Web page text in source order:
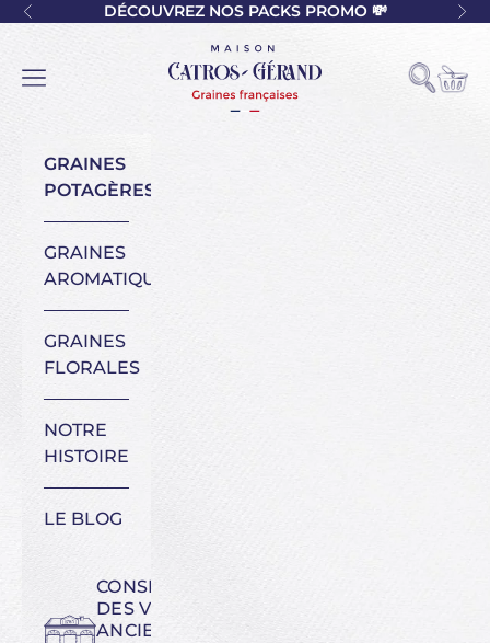
Passer au contenu
PrécédentDÉCOUVREZ NOS PACKS PROMO 💸
Maison Catros-Gérand
Ouvrir la navigation
Ouvrir la
Voir
GRAINES
POTAGÈRES
GRAINES
AROMATIQUES
GRAINES
FLORALES
NOTRE
HISTOIRE
LE BLOG
CONSERVATOIRE
DES VARIÉTÉS
ANCIENNES